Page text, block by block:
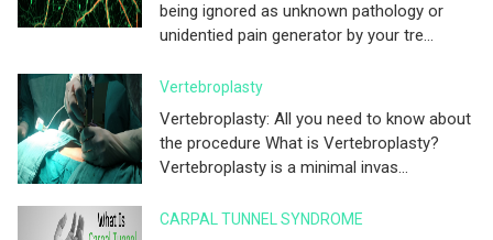
being ignored as unknown pathology or
unidentied pain generator by your tre...
Vertebroplasty
Vertebroplasty: All you need to know about
the procedure What is Vertebroplasty?
Vertebroplasty is a minimal invas...
CARPAL TUNNEL SYNDROME